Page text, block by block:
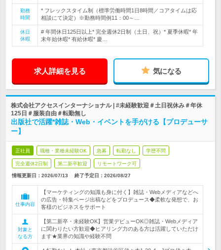
勤務
時間
* フレックスタイム制（標準労働時間1日8時間／コアタイムは応
相談にて決定）※勤務時間例11：00～…
休日
休暇
# 年間休日125日以上* 完全週休2日制（土日、祝）* 夏季休暇* 年
末年始休暇* 有給休暇* 慶…
求人詳細を見る 気になる
株式会社アクセスインターナショナル | #未経験歓迎＃土日祝休み＃年休
125日＃服装自由＃転勤無し
出版社で活躍*雑誌・Web・イベントを手がける【プロデューサ
ー】
正社員 職種・業種未経験OK 急募 転勤なし 学歴不問
完全週休2日制 第二新卒歓迎 リモートワーク可
情報更新日：2026/07/13 終了予定日： 2026/08/27
仕事内容
【マーケティングの知識も身に付く】雑誌・Webメディアなどへ
の広告・特集ページ出稿などをプロデュース◆柔軟な発想で、お
客様のビジネスをサポート
対象と
なる方
【第二新卒・未経験OK】営業デビューOK◎雑誌・Webメディア
に関わりたい方歓迎◆ヒアリング力のある方は活躍していただけ
ます★業界の知識や経験不問